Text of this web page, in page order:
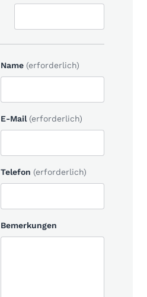
Name (erforderlich)
E-Mail (erforderlich)
Telefon (erforderlich)
Bemerkungen